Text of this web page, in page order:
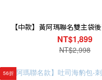
【中款】黃阿瑪聯名雙主袋
NT$1,899
NT$2,998
56折